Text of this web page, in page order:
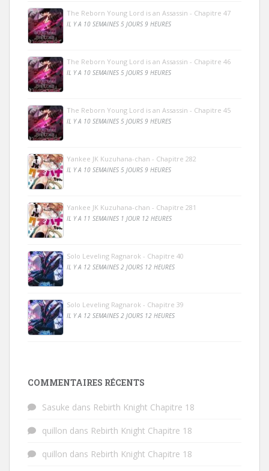
The Reborn Young Lord is an Assassin - Chapitre 47
IL Y A 10 SEMAINES 5 JOURS 9 HEURES
The Reborn Young Lord is an Assassin - Chapitre 46
IL Y A 10 SEMAINES 5 JOURS 9 HEURES
The Reborn Young Lord is an Assassin - Chapitre 45
IL Y A 10 SEMAINES 5 JOURS 9 HEURES
Yankee JK Kuzuhana-chan - Chapitre 282
IL Y A 10 SEMAINES 5 JOURS 9 HEURES
Yankee JK Kuzuhana-chan - Chapitre 281
IL Y A 11 SEMAINES 1 JOUR 12 HEURES
Solo Leveling Ragnarok - Chapitre 40
IL Y A 12 SEMAINES 2 JOURS 12 HEURES
Solo Leveling Ragnarok - Chapitre 39
IL Y A 12 SEMAINES 2 JOURS 12 HEURES
COMMENTAIRES RÉCENTS
Sasuke dans Rebirth Knight Chapitre 18
quillon dans Rebirth Knight Chapitre 18
quillon dans Rebirth Knight Chapitre 18